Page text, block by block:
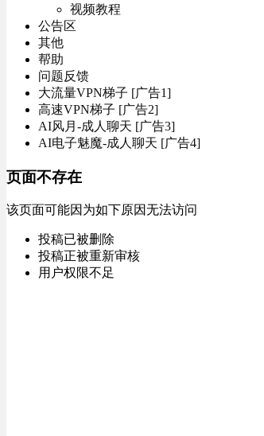
视频教程
公告区
其他
帮助
问题反馈
大流量VPN梯子 [广告1]
高速VPN梯子 [广告2]
AI风月-成人聊天 [广告3]
AI电子魅魔-成人聊天 [广告4]
页面不存在
该页面可能因为如下原因无法访问
投稿已被删除
投稿正被重新审核
用户权限不足